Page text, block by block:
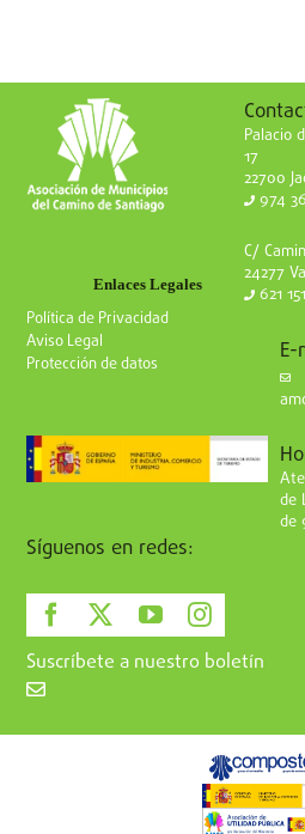
Enlaces Legales
Política de Privacidad
Aviso Legal
Protección de datos
Palacio
17
22700
974
C/
24277
621
E-
de
de
Síguenos en redes:
Suscríbete a nuestro boletín